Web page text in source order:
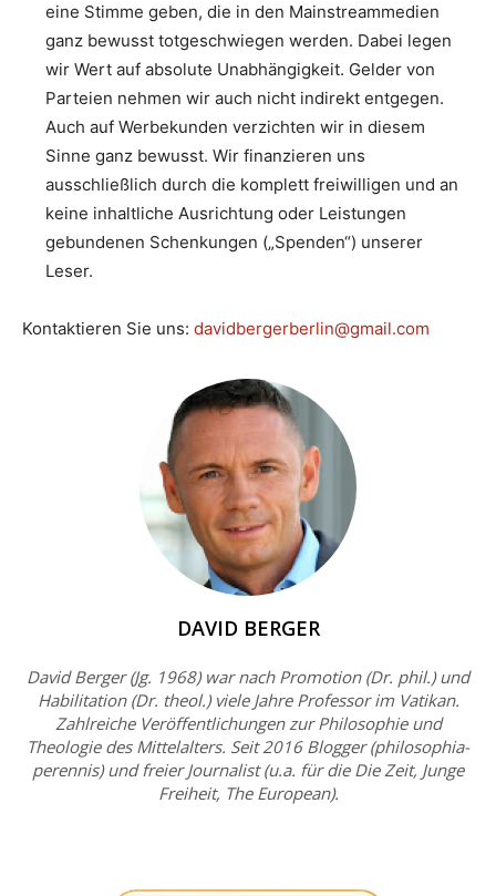
eine Stimme geben, die in den Mainstreammedien
ganz bewusst totgeschwiegen werden. Dabei legen
wir Wert auf absolute Unabhängigkeit. Gelder von
Parteien nehmen wir auch nicht indirekt entgegen.
Auch auf Werbekunden verzichten wir in diesem
Sinne ganz bewusst. Wir finanzieren uns
ausschließlich durch die komplett freiwilligen und an
keine inhaltliche Ausrichtung oder Leistungen
gebundenen Schenkungen („Spenden“) unserer
Leser.
Kontaktieren Sie uns: davidbergerberlin@gmail.com
DAVID BERGER
David Berger (Jg. 1968) war nach Promotion (Dr. phil.) und
Habilitation (Dr. theol.) viele Jahre Professor im Vatikan.
Zahlreiche Veröffentlichungen zur Philosophie und
Theologie des Mittelalters. Seit 2016 Blogger (philosophia-
perennis) und freier Journalist (u.a. für die Die Zeit, Junge
Freiheit, The European).